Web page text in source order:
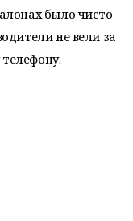
было чисто
не вели за